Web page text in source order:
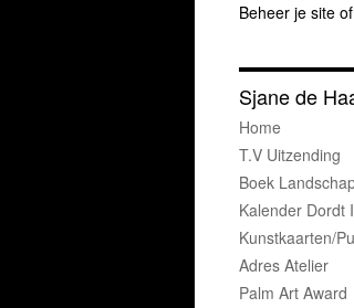
Beheer je site of
Sjane de
Home
T.v Uitzending
Boek
Kalender Dordt
Kunstkaarten/
Adres Atelier
Palm Art Award